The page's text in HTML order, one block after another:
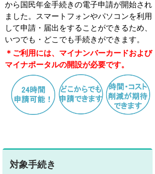
から国民年金手続きの電子申請が開始され
ました。スマートフォンやパソコンを利用
して申請・届出をすることができるため、
いつでも・どこでも手続きができます。
＊ ご利用には、マイナンバーカードおよび
マイナポータルの開設が必要です。
対象手続き